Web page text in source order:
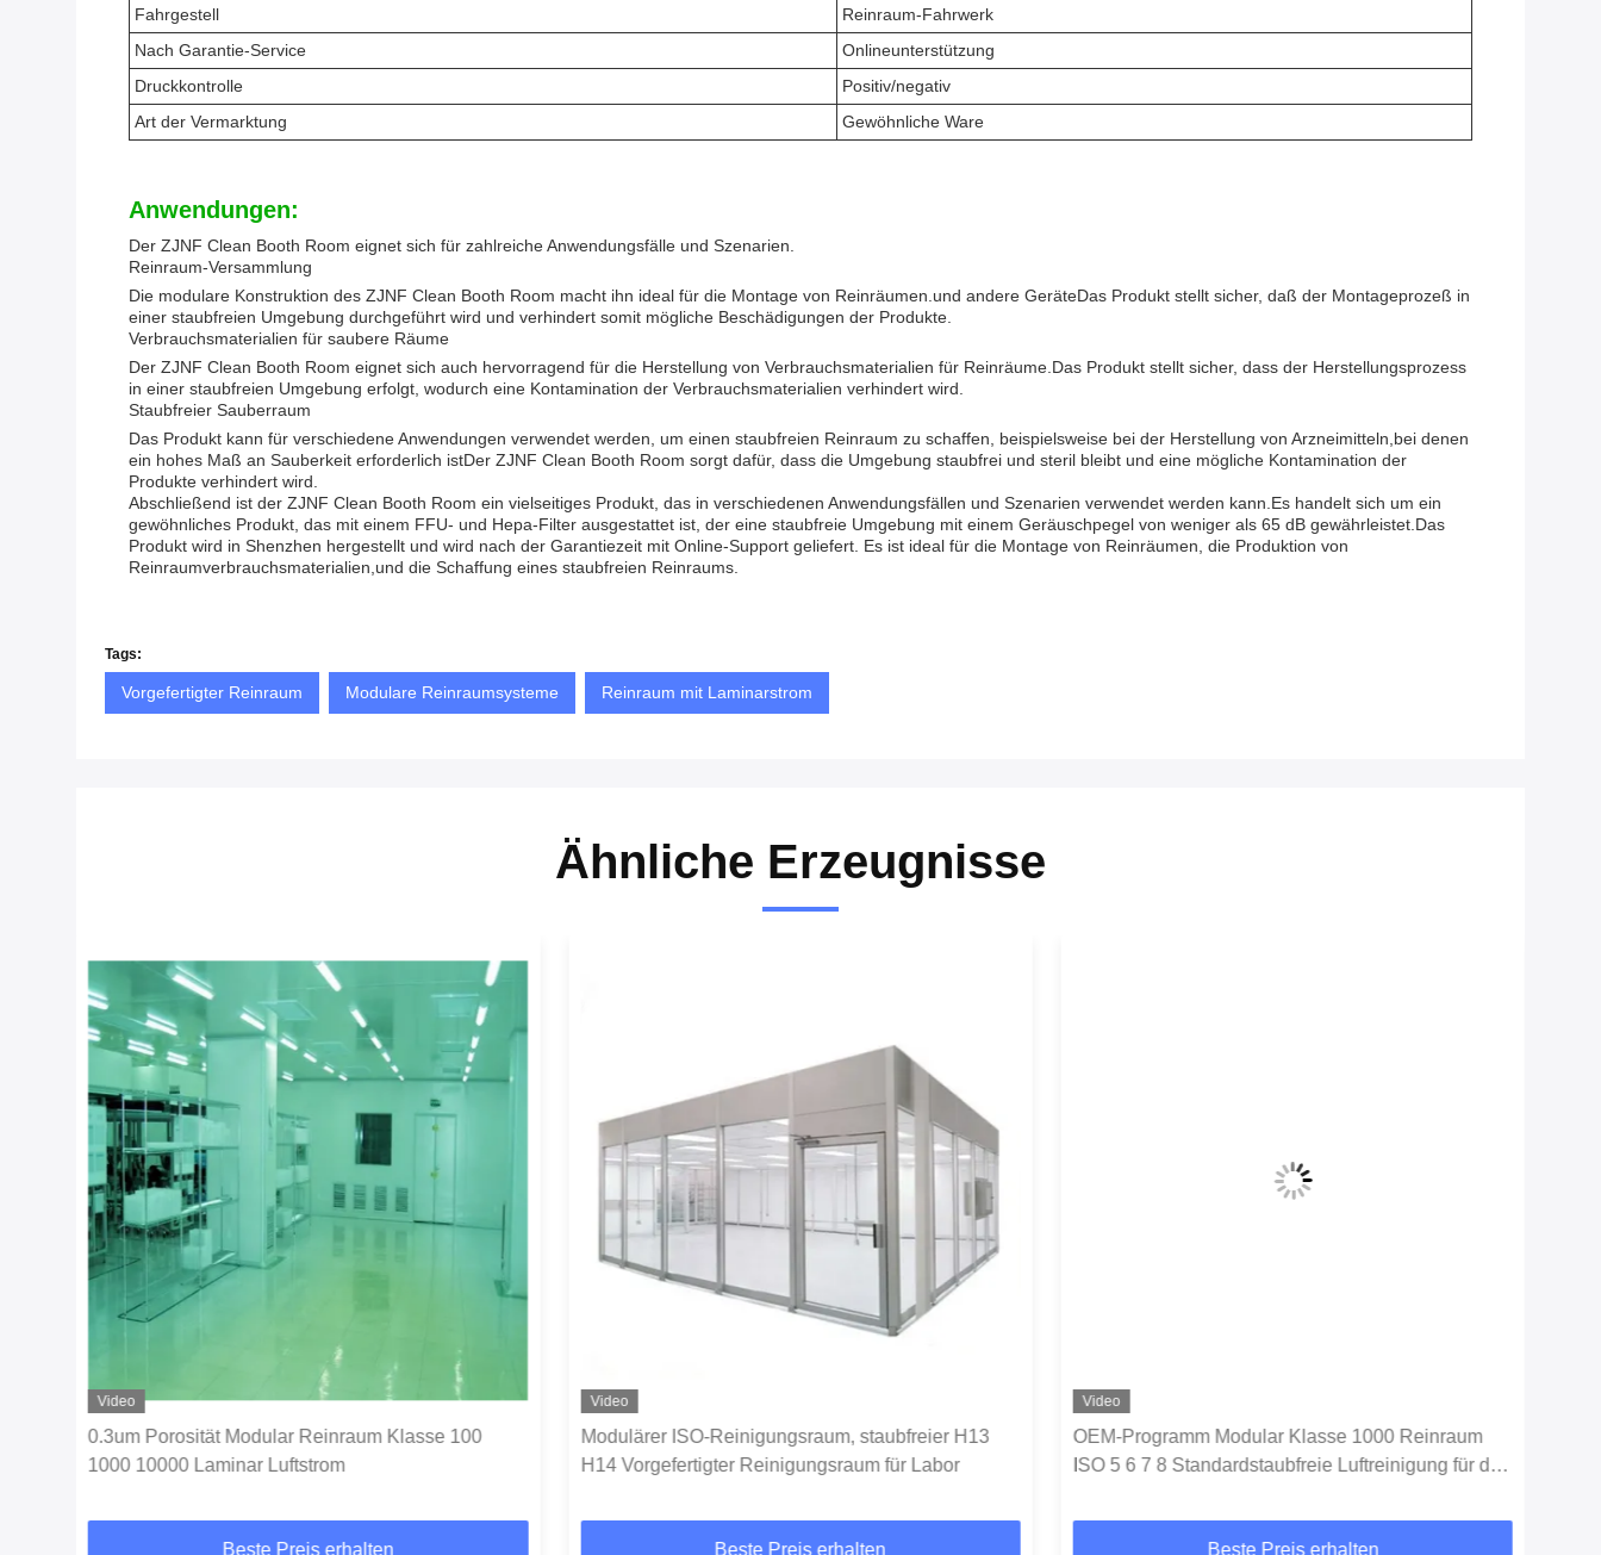
Fahrgestell
Reinraum-Fahrwerk
Nach Garantie-Service
Onlineunterstützung
Druckkontrolle
Positiv/negativ
Art der Vermarktung
Gewöhnliche Ware
Anwendungen:
Der ZJNF Clean Booth Room eignet sich für zahlreiche Anwendungsfälle und Szenarien.
Reinraum-Versammlung
Die modulare Konstruktion des ZJNF Clean Booth Room macht ihn ideal für die Montage von Reinräumen.und andere GeräteDas Produkt stellt sicher, daß der Montageprozeß in
einer staubfreien Umgebung durchgeführt wird und verhindert somit mögliche Beschädigungen der Produkte.
Verbrauchsmaterialien für saubere Räume
Der ZJNF Clean Booth Room eignet sich auch hervorragend für die Herstellung von Verbrauchsmaterialien für Reinräume.Das Produkt stellt sicher, dass der Herstellungsprozess
in einer staubfreien Umgebung erfolgt, wodurch eine Kontamination der Verbrauchsmaterialien verhindert wird.
Staubfreier Sauberraum
Das Produkt kann für verschiedene Anwendungen verwendet werden, um einen staubfreien Reinraum zu schaffen, beispielsweise bei der Herstellung von Arzneimitteln,bei denen
ein hohes Maß an Sauberkeit erforderlich istDer ZJNF Clean Booth Room sorgt dafür, dass die Umgebung staubfrei und steril bleibt und eine mögliche Kontamination der
Produkte verhindert wird.
Abschließend ist der ZJNF Clean Booth Room ein vielseitiges Produkt, das in verschiedenen Anwendungsfällen und Szenarien verwendet werden kann.Es handelt sich um ein
gewöhnliches Produkt, das mit einem FFU- und Hepa-Filter ausgestattet ist, der eine staubfreie Umgebung mit einem Geräuschpegel von weniger als 65 dB gewährleistet.Das
Produkt wird in Shenzhen hergestellt und wird nach der Garantiezeit mit Online-Support geliefert. Es ist ideal für die Montage von Reinräumen, die Produktion von
Reinraumverbrauchsmaterialien,und die Schaffung eines staubfreien Reinraums.
Tags:
Vorgefertigter Reinraum Modulare Reinraumsysteme Reinraum mit Laminarstrom
Ähnliche Erzeugnisse
Video
0.3um Porosität Modular Reinraum Klasse 100
1000 10000 Laminar Luftstrom
Beste Preis erhalten
Video
Modulärer ISO-Reinigungsraum, staubfreier H13
H14 Vorgefertigter Reinigungsraum für Labor
Beste Preis erhalten
Video
OEM-Programm Modular Klasse 1000 Reinraum
ISO 5 6 7 8 Standardstaubfreie Luftreinigung für die
Beste Preis erhalten